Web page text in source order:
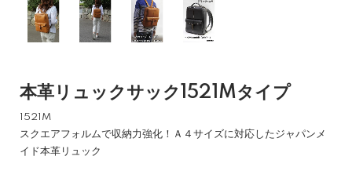
本革リュックサック1521Mタイプ
1521M
スクエアフォルムで収納力強化！Ａ４サイズに対応したジャパンメ
イド本革リュック